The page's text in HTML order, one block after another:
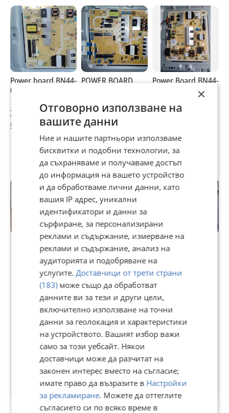
Power board BN44-
01110
30 €
58,67 лв
POWER BOARD
30 €
58,67 лв
Power Board BN44-
35,79 €
Потребител
Premium
tvremonti
5328рейтинг
В Bazar.BG от 10 декември 2013г.
Последно активен днес в 14:37 ч.
Доставя с отстъпка
Отговаря бързо
Телефон(и):
0888413601
https://www.tvremonti.eu
19061 Обяви
×
Отговорно използване на
вашите данни
Ние и нашите партньори използваме
бисквитки и подобни технологии, за
да съхраняваме и получаваме достъп
до информация на вашето устройство
и да обработваме лични данни, като
вашия IP адрес, уникални
идентификатори и данни за
сърфиране, за персонализирани
реклами и съдържание, измерване на
реклами и съдържание, анализ на
аудиторията и подобряване на
услугите.Доставчици от трети страни
(183)може също да обработват
данните ви за тези и други цели,
включително използване на точни
данни за геолокация и характеристики
на устройството. Вашият избор важи
само за този уебсайт. Някои
доставчици може да разчитат на
законен интерес вместо на съгласие;
имате право да възразите в Настройки
за рекламиране. Можете да оттеглите
съгласието си по всяко време в